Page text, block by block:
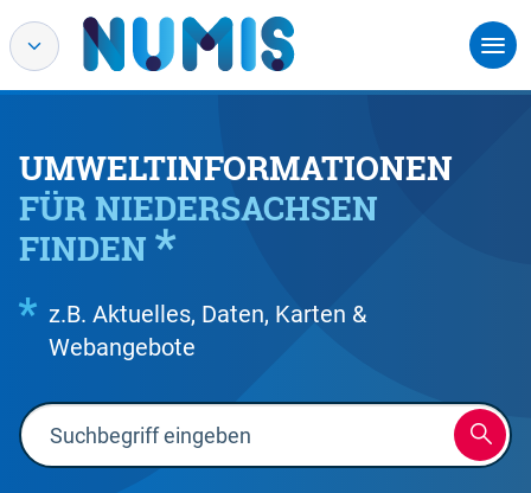
UMWELTINFORMATIONEN
FÜR NIEDERSACHSEN
FINDEN
z.B. Aktuelles, Daten, Karten &
Webangebote